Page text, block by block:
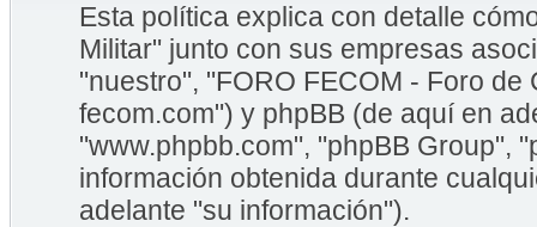
Esta política explica con detalle
Militar" junto con sus empresas
"nuestro", "FORO FECOM - Foro
fecom.com") y phpBB (de aquí en
"www.phpbb.com", "phpBB Group",
información obtenida durante
adelante "su información").